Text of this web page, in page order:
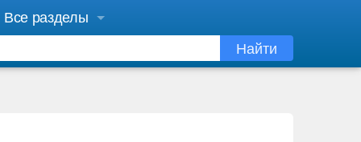
Все разделы
Найти